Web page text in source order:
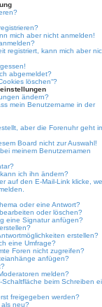
mich aber nicht anmelden!
registriert, kann mich aber
abgemeldet?
löschen“?
ändern?
mein Benutzername in der
aber die Forenuhr geht
Board nicht zur Auswahl!
meinem Benutzernamen
ich ihn ändern?
auf den E-Mail-Link klicke,
oder eine Antwort?
oder löschen?
eine Signatur anfügen?
erstellen?
eine Umfrage?
Foren nicht zugreifen?
anfügen?
melden?
Schaltfläche beim Schreiben
freigegeben werden?
als neu?